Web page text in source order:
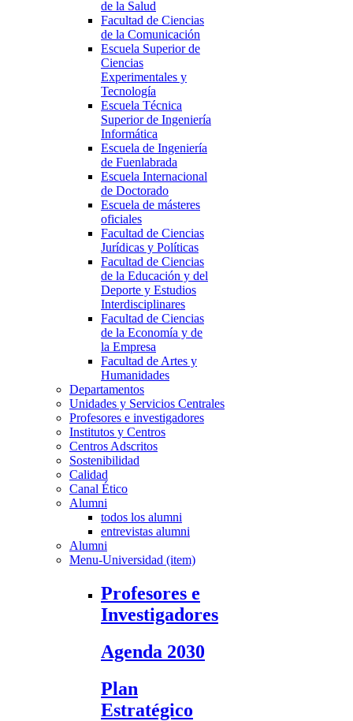
de la Salud
Facultad de Ciencias
de la Comunicación
Escuela Superior de
Ciencias
Experimentales y
Tecnología
Escuela Técnica
Superior de Ingeniería
Informática
Escuela de Ingeniería
de Fuenlabrada
Escuela Internacional
de Doctorado
Escuela de másteres
oficiales
Facultad de Ciencias
Jurídicas y Políticas
Facultad de Ciencias
de la Educación y del
Deporte y Estudios
Interdisciplinares
Facultad de Ciencias
de la Economía y de
la Empresa
Facultad de Artes y
Humanidades
Departamentos
Unidades y Servicios Centrales
Profesores e investigadores
Institutos y Centros
Centros Adscritos
Sostenibilidad
Calidad
Canal Ético
Alumni
todos los alumni
entrevistas alumni
Alumni
Menu-Universidad (item)
Profesores e
Investigadores
Agenda 2030
Plan
Estratégico